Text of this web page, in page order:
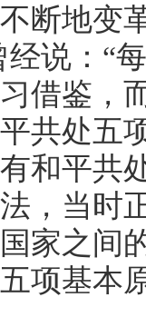
断地变
经说：“
借鉴，
共处五
和平共
，当时
家之间
项基本